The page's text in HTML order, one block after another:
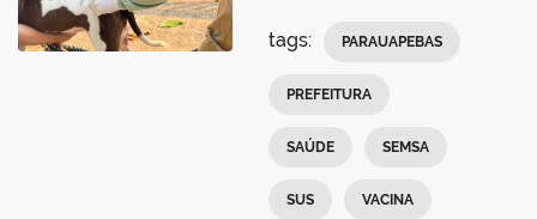
tags: PARAUAPEBAS
PREFEITURA
SAÚDE SEMSA
SUS VACINA